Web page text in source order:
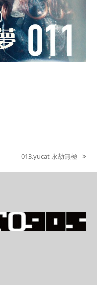
next
post:
013.yucat 永劫無極